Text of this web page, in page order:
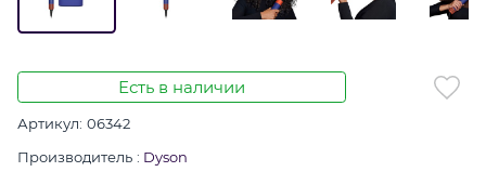
Есть в наличии
Артикул: 06342
Производитель : Dyson